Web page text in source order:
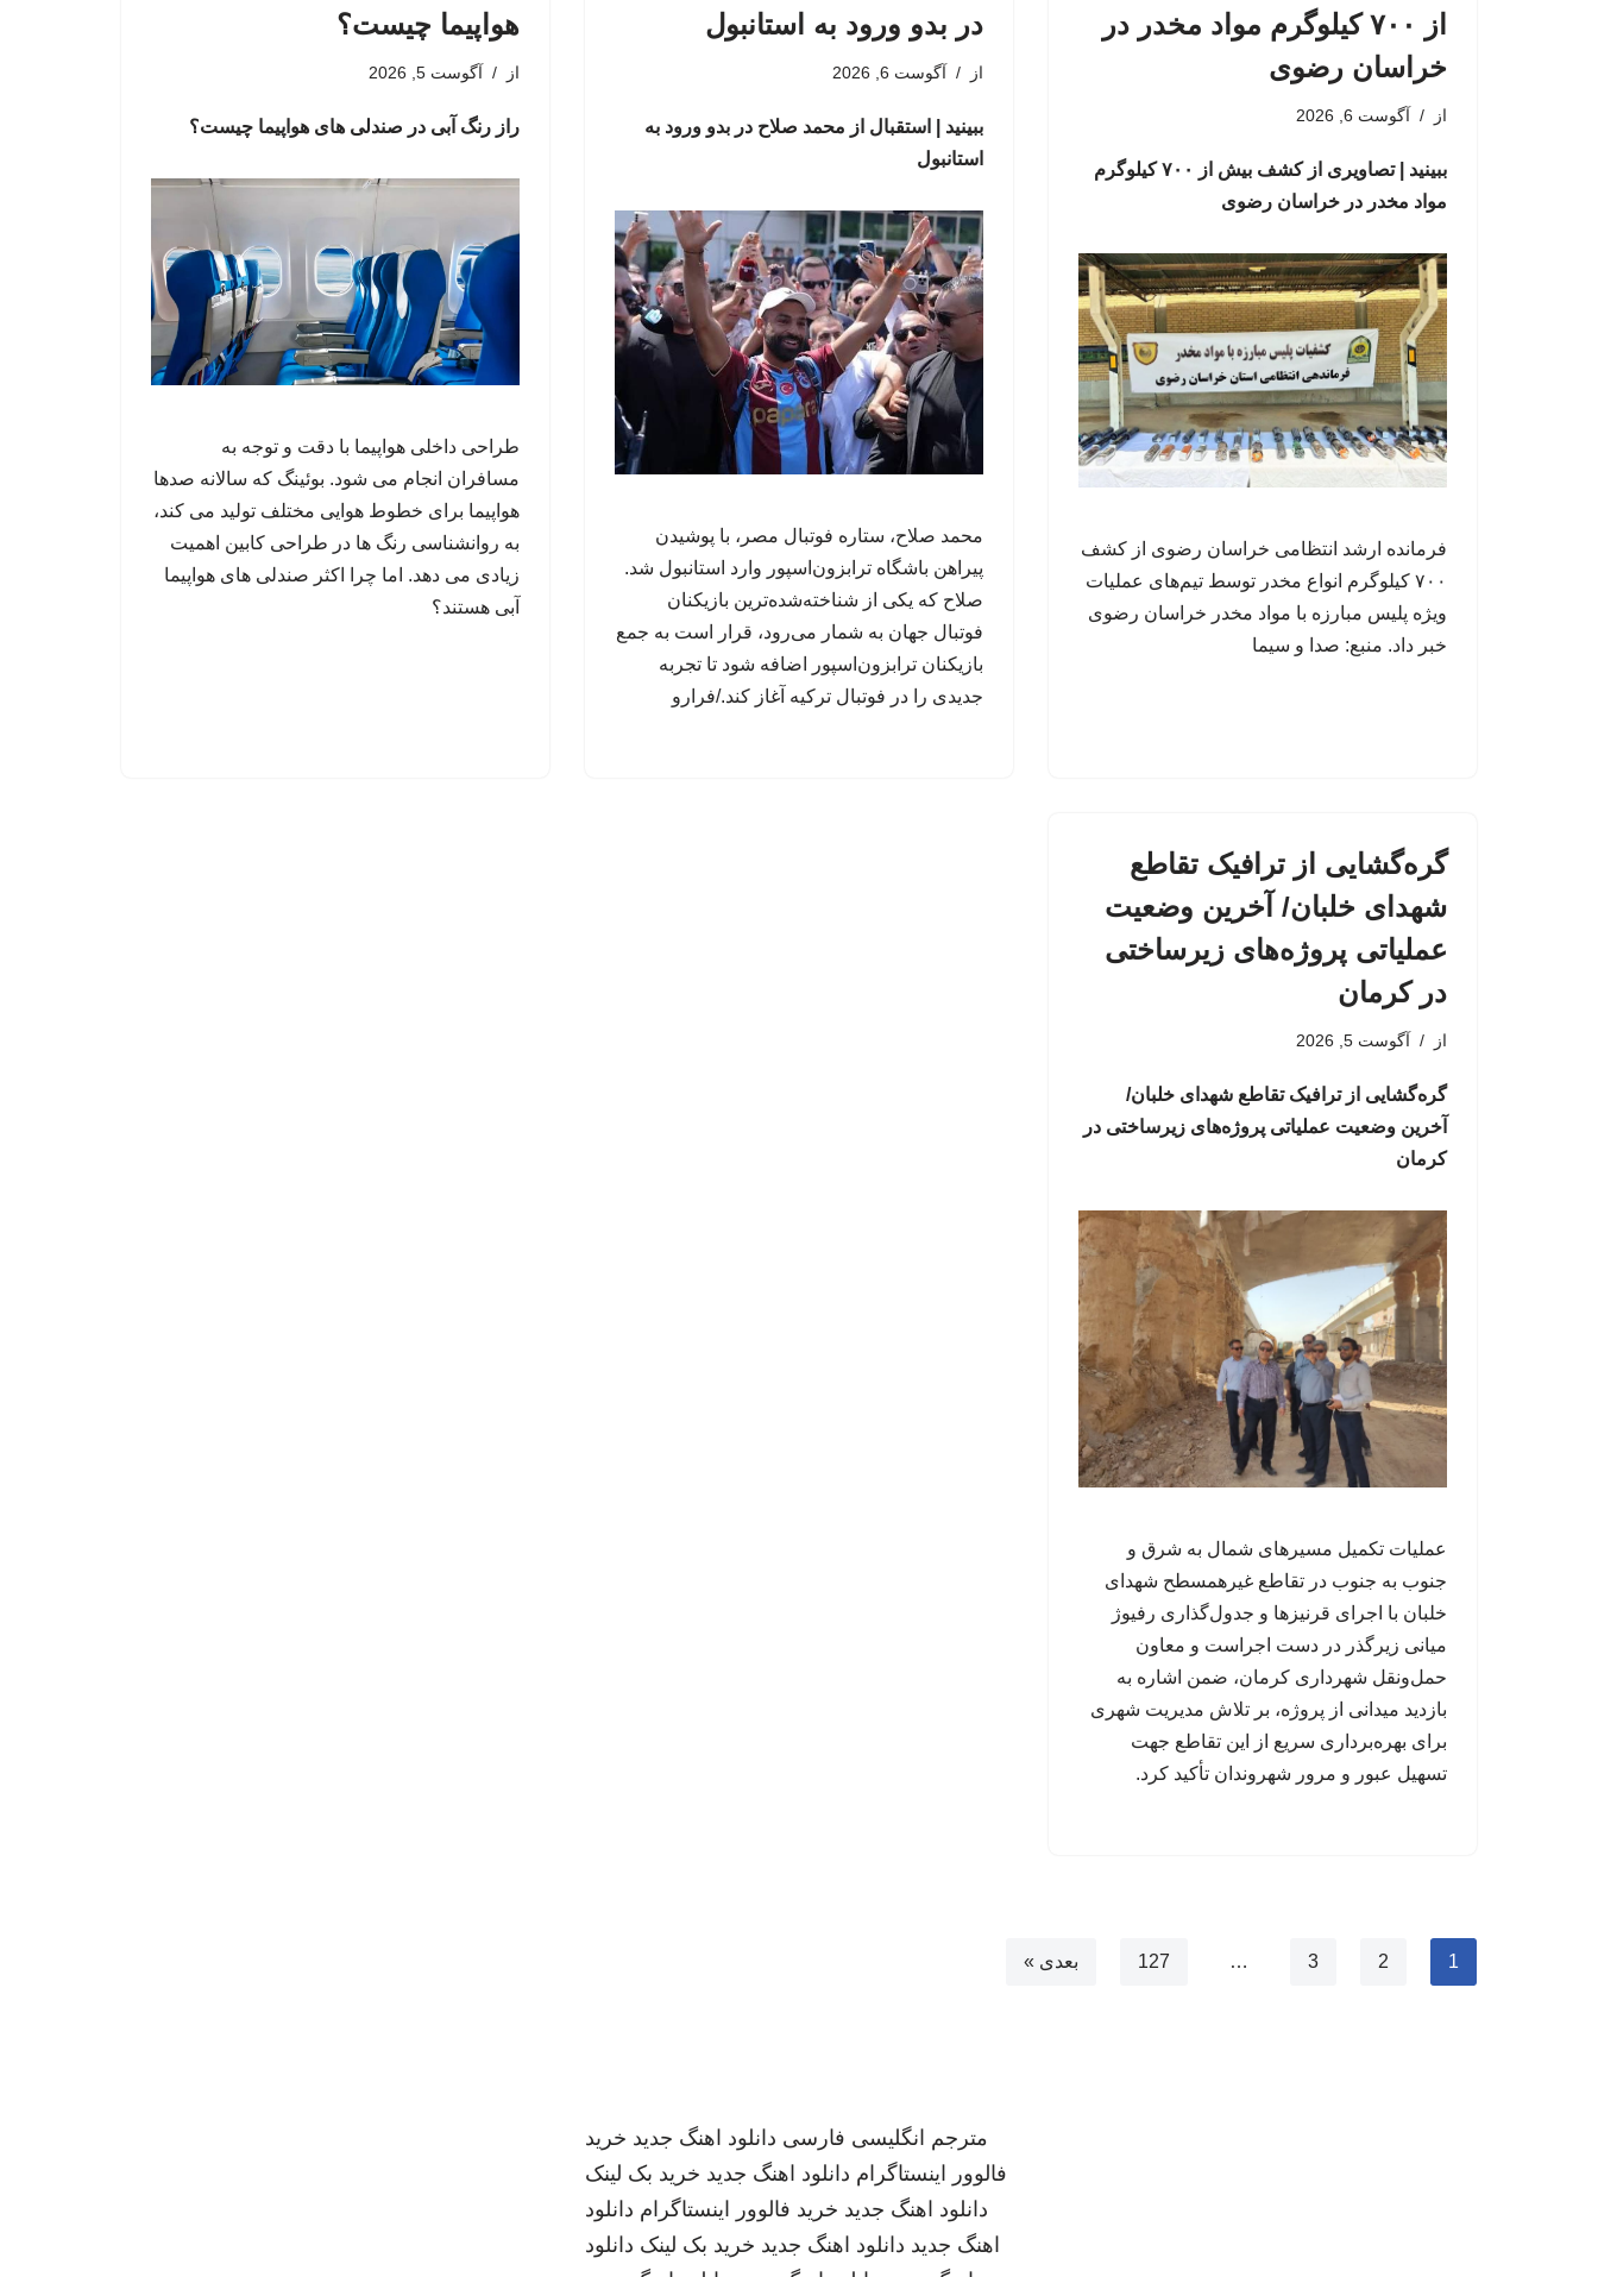
از ۷۰۰ کیلوگرم مواد مخدر در
خراسان رضوی
از آگوست 6, 2026
ببینید | تصاویری از کشف بیش از ۷۰۰ کیلوگرم
مواد مخدر در خراسان رضوی
فرمانده ارشد انتظامی خراسان رضوی از کشف
۷۰۰ کیلوگرم انواع مخدر توسط تیم‌های عملیات
ویژه پلیس مبارزه با مواد مخدر خراسان رضوی
خبر داد. منبع: صدا و سیما
در بدو ورود به استانبول
از آگوست 6, 2026
ببینید | استقبال از محمد صلاح در بدو ورود به
استانبول
محمد صلاح، ستاره فوتبال مصر، با پوشیدن
پیراهن باشگاه ترابزون‌اسپور وارد استانبول شد.
صلاح که یکی از شناخته‌شده‌ترین بازیکنان
فوتبال جهان به شمار می‌رود، قرار است به جمع
بازیکنان ترابزون‌اسپور اضافه شود تا تجربه
جدیدی را در فوتبال ترکیه آغاز کند./فرارو
هواپیما چیست؟
از آگوست 5, 2026
راز رنگ آبی در صندلی های هواپیما چیست؟
طراحی داخلی هواپیما با دقت و توجه به
مسافران انجام می شود. بوئینگ که سالانه صدها
هواپیما برای خطوط هوایی مختلف تولید می کند،
به روانشناسی رنگ ها در طراحی کابین اهمیت
زیادی می دهد. اما چرا اکثر صندلی های هواپیما
آبی هستند؟
گره‌گشایی از ترافیک تقاطع
شهدای خلبان/ آخرین وضعیت
عملیاتی پروژه‌های زیرساختی
در کرمان
از آگوست 5, 2026
گره‌گشایی از ترافیک تقاطع شهدای خلبان/
آخرین وضعیت عملیاتی پروژه‌های زیرساختی در
کرمان
عملیات تکمیل مسیرهای شمال به شرق و
جنوب به جنوب در تقاطع غیرهمسطح شهدای
خلبان با اجرای قرنیزها و جدول‌گذاری رفیوژ
میانی زیرگذر در دست اجراست و معاون
حمل‌ونقل شهرداری کرمان، ضمن اشاره به
بازدید میدانی از پروژه، بر تلاش مدیریت شهری
برای بهره‌برداری سریع از این تقاطع جهت
تسهیل عبور و مرور شهروندان تأکید کرد.
1
2
3
…
127 بعدی »
مترجم انگلیسی فارسی دانلود اهنگ جدید خرید
فالوور اینستاگرام دانلود اهنگ جدید خرید بک لینک
دانلود اهنگ جدید خرید فالوور اینستاگرام دانلود
اهنگ جدید دانلود اهنگ جدید خرید بک لینک دانلود